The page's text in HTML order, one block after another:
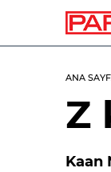
ANA
Z
Kaan